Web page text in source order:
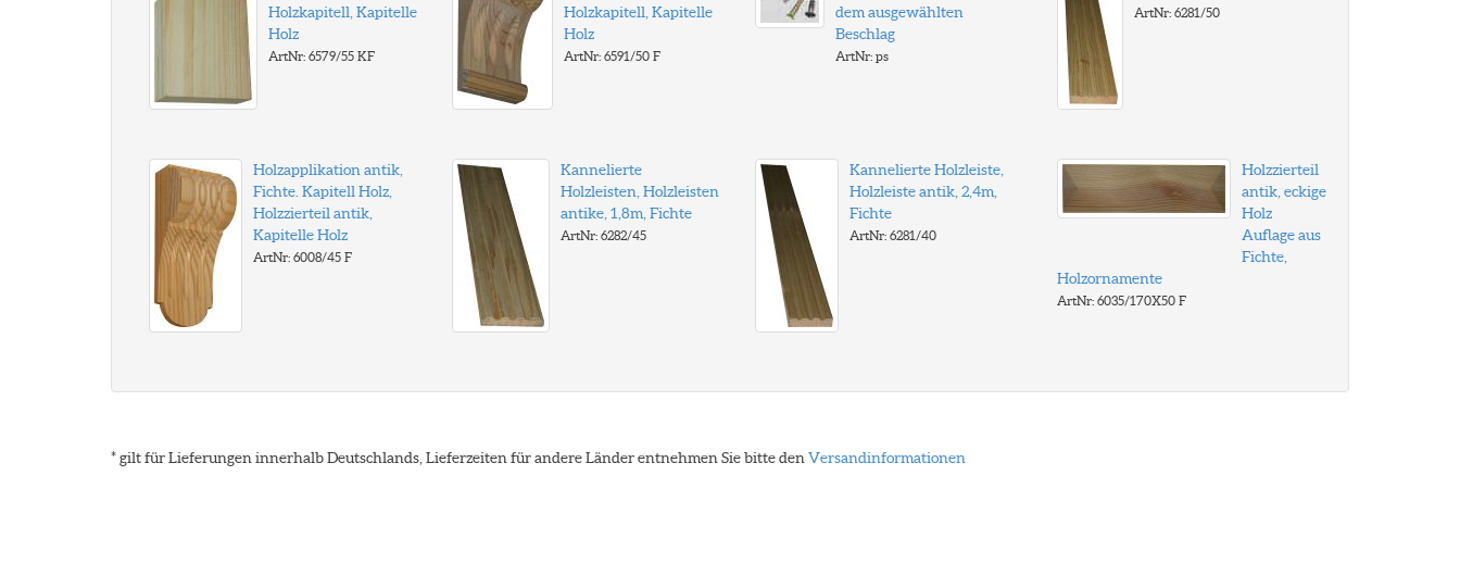
Holzkapitell, Kapitelle
Holz
ArtNr: 6579/55 KF
Holzkapitell, Kapitelle
Holz
ArtNr: 6591/50 F
dem ausgewählten
Beschlag
ArtNr: ps
ArtNr: 6281/50
Holzapplikation antik,
Fichte. Kapitell Holz,
Holzzierteil antik,
Kapitelle Holz
ArtNr: 6008/45 F
Kannelierte
Holzleisten, Holzleisten
antike, 1,8m, Fichte
ArtNr: 6282/45
Kannelierte Holzleiste,
Holzleiste antik, 2,4m,
Fichte
ArtNr: 6281/40
Holzzierteil
antik, eckige
Holz
Auflage aus
Fichte,
Holzornamente
ArtNr: 6035/170X50 F
* gilt für Lieferungen innerhalb Deutschlands, Lieferzeiten für andere Länder entnehmen Sie bitte den Versandinformationen